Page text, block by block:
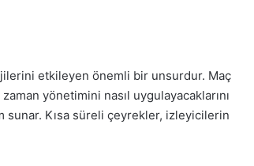
etkileyen önemli bir unsurdur. Maç
yönetimini nasıl uygulayacaklarını
Kısa süreli çeyrekler, izleyicilerin